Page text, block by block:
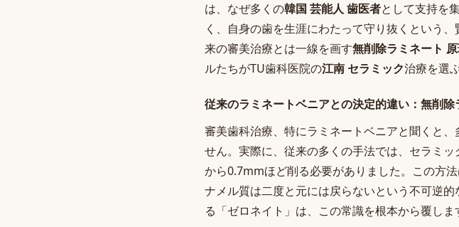
は、なぜ多くの韓国 芸能人 歯医者として支持を
く、自身の歯を生涯にわたって守り抜くという
来の審美治療とは一線を画す無削除ラミネート
ルたちがTU歯科医院の江南 セラミック治療を選
従来のラミネートベニアとの決定的違い：無削除
審美歯科治療、特にラミネートベニアと聞くと
せん。実際に、従来の多くの手法では、セラミ
から0.7mmほど削る必要がありました。この方
ナメル質は二度と元には戻らないという不可逆的
る「ゼロネイト」は、この常識を根本から覆しま